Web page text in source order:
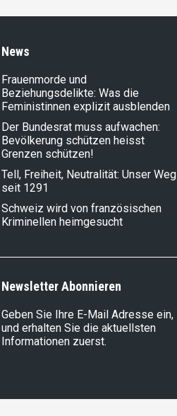
News
Frauenmorde und
Beziehungsdelikte: Was die
Feministinnen explizit ausblenden
Der Bundesrat muss aufwachen:
Bevölkerung schützen heisst
Grenzen schützen!
Tell, Freiheit, Neutralität: Unser Weg
seit 1291
Schweiz wird von französischen
Kriminellen heimgesucht
Newsletter Abonnieren
Geben Sie Ihre E-Mail Adresse ein,
und erhalten Sie die aktuellsten
Informationen zuerst.